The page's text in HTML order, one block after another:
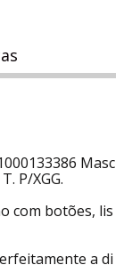
Masc
P/XGG.
com botões, lis
a di